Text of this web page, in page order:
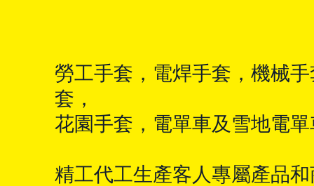
勞工手套，電焊手套，機械
套，
花園手套，電單車及雪地電
精工代工生產客人專屬產品